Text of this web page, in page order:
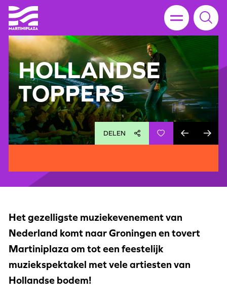
HOLLANDSE
TOPPERS
Het gezelligste muziekevenement van
Nederland komt naar Groningen en tovert
Martiniplaza om tot een feestelijk
muziekspektakel met vele artiesten van
Hollandse bodem!
DELEN